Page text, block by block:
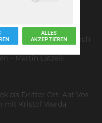
Was wir heute noch
– Martin Lätzels
als Dritter Ort. Aat Vos
mit Kristof Warda
ALLES
AKZEPTIEREN